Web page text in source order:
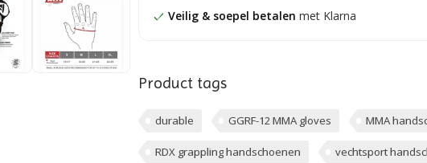
Veilig & soepel betalen met Klarna
Product tags
durable GGRF-12 MMA gloves MMA
RDX grappling handschoenen vechtsport